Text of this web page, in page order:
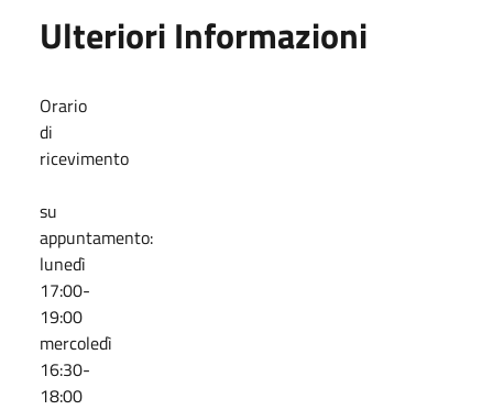
Ulteriori Informazioni
Orario
di
ricevimento
su
appuntamento:
lunedì
17:00-
19:00
mercoledì
16:30-
18:00